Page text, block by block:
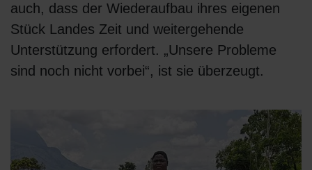
auch, dass der Wiederaufbau ihres eigenen
Stück Landes Zeit und weitergehende
Unterstützung erfordert. „Unsere Probleme
sind noch nicht vorbei“, ist sie überzeugt.